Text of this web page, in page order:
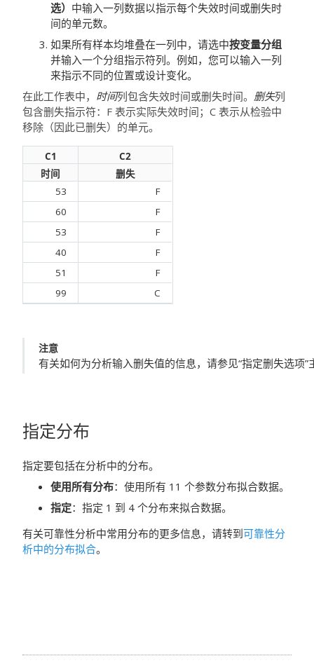
选） 中输入一列数据以指示每个失效时间或删失时
间的单元数。
如果所有样本均堆叠在一列中，请选中按变量分组
并输入一个分组指示符列。例如，您可以输入一列
来指示不同的位置或设计变化。
在此工作表中， 时间列包含失效时间或删失时间。 删失列
包含删失指示符：F 表示实际失效时间；C 表示从检验中
移除（因此已删失）的单元。
C1
C2
时间
删失
53
F
60
F
53
F
40
F
51
F
99
C
注意
有关如何为分析输入删失值的信息，请参见“指定删失选项”
指定分布
指定要包括在分析中的分布。
使用所有分布：使用所有 11 个参数分布拟合数据。
指定：指定 1 到 4 个分布来拟合数据。
有关可靠性分析中常用分布的更多信息，请转到可靠性分
析中的分布拟合。